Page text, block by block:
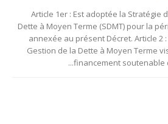
Article 1er : Est adoptée la Stratégie
Dette à Moyen Terme (SDMT) pour la
annexée au présent Décret. Article 2
Gestion de la Dette à Moyen Terme
financement soutenable